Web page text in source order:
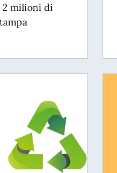
2 milioni di